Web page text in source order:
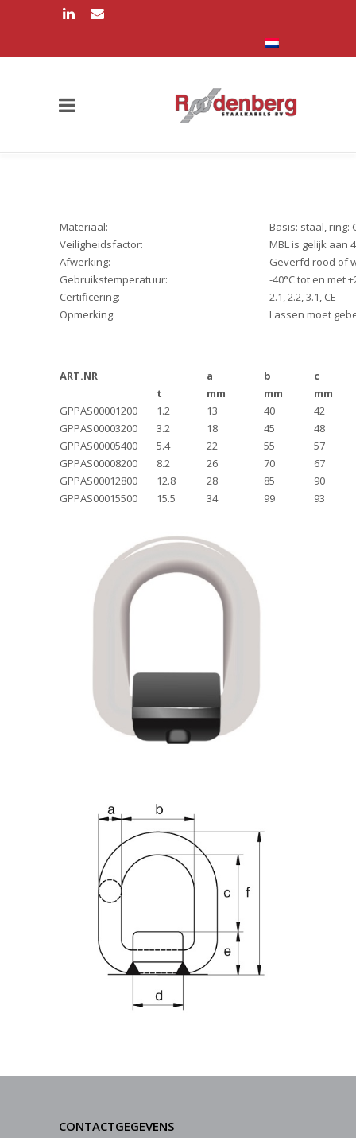
Materiaal:
Basis: staal, ring:
Veiligheidsfactor:
MBL is gelijk aan
Afwerking:
Geverfd rood of
Gebruikstemperatuur:
-40°C tot en met
Certificering:
2.1, 2.2, 3.1, CE
Opmerking:
Lassen moet
ART.NR a b
c
t
mm mm
mm
GPPAS00001200
1.2 13 40
42
GPPAS00003200
3.2 18 45
48
GPPAS00005400
5.4 22 55
57
GPPAS00008200
8.2 26 70
67
GPPAS00012800
12.8 28 85
90
GPPAS00015500
15.5 34 99 93
CONTACTGEGEVENS